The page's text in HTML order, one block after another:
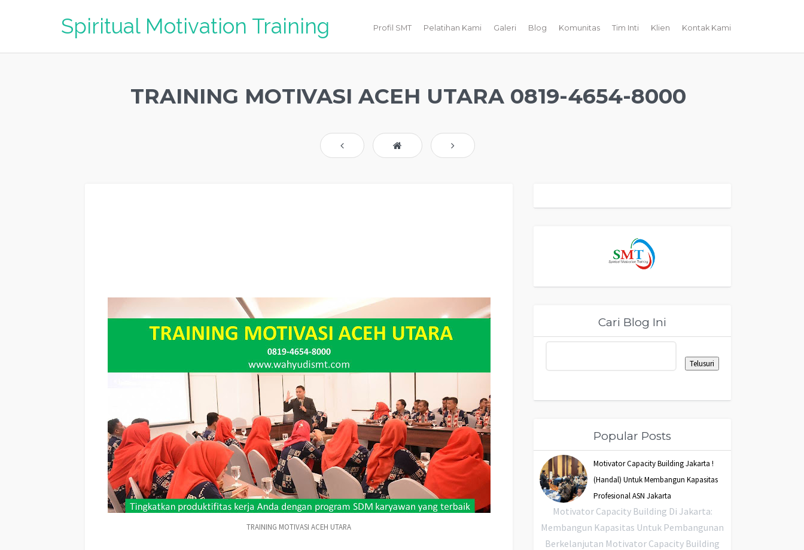
Spiritual Motivation Training Profil SMT Pelatihan Kami Galeri Blog Komunitas Tim Inti Klien Kontak Kami
TRAINING MOTIVASI ACEH UTARA 0819-4654-8000
TRAINING MOTIVASI ACEH UTARA
Cari Blog Ini
Popular Posts
Motivator Capacity Building Jakarta !
(Handal) Untuk Membangun Kapasitas
Profesional ASN Jakarta
Motivator Capacity Building Di Jakarta:
Membangun Kapasitas Untuk Pembangunan
Berkelanjutan Motivator Capacity Building